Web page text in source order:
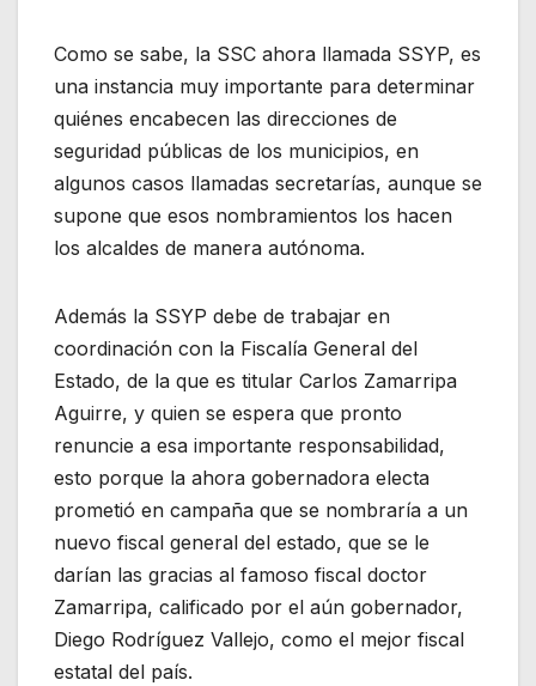
Como se sabe, la SSC ahora llamada SSYP, es
una instancia muy importante para determinar
quiénes encabecen las direcciones de
seguridad públicas de los municipios, en
algunos casos llamadas secretarías, aunque se
supone que esos nombramientos los hacen
los alcaldes de manera autónoma.
Además la SSYP debe de trabajar en
coordinación con la Fiscalía General del
Estado, de la que es titular Carlos Zamarripa
Aguirre, y quien se espera que pronto
renuncie a esa importante responsabilidad,
esto porque la ahora gobernadora electa
prometió en campaña que se nombraría a un
nuevo fiscal general del estado, que se le
darían las gracias al famoso fiscal doctor
Zamarripa, calificado por el aún gobernador,
Diego Rodríguez Vallejo, como el mejor fiscal
estatal del país.